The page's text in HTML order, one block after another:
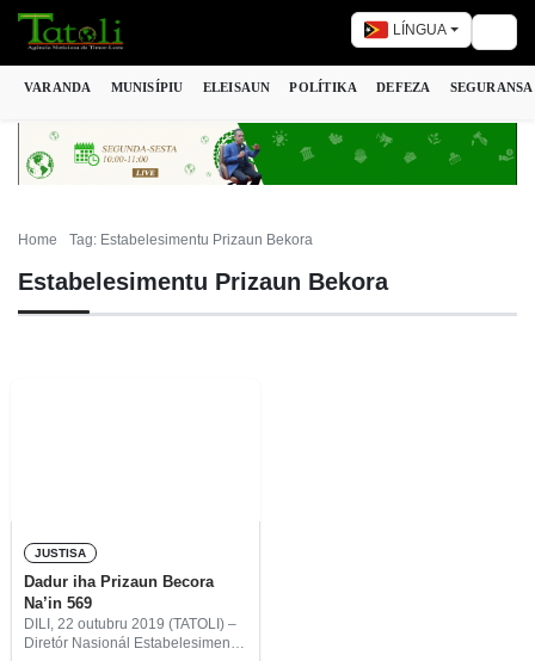
LÍNGUA
VARANDA MUNISÍPIU ELEISAUN POLÍTIKA DEFEZA SEGURANSA
Home Tag: Estabelesimentu Prizaun Bekora
Estabelesimentu Prizaun Bekora
JUSTISA
Dadur iha Prizaun Becora
Na’in 569
DILI, 22 outubru 2019 (TATOLI) –
Diretór Nasionál Estabelesimentu